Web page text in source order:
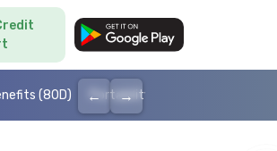
(80D) Portability
← →